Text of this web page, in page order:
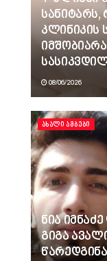
კლინიკის
08/06/2026
ᲐᲮᲐᲚᲘ ᲐᲛᲑᲔᲑᲘ
ნია
გიგა